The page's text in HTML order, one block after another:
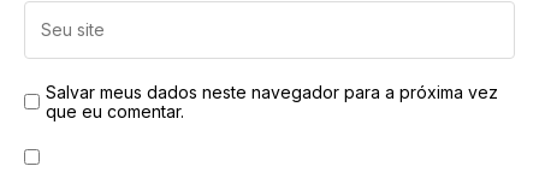
Salvar meus dados neste navegador para a próxima vez
que eu comentar.